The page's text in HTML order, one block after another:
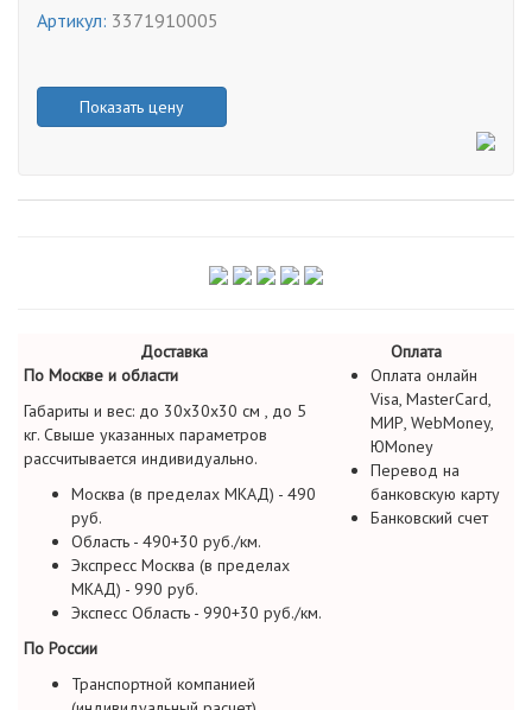
Артикул: 3371910005
Показать цену
Доставка
Оплата
По Москве и области
Габариты и вес: до 30х30х30 см , до 5
кг. Свыше указанных параметров
рассчитывается индивидуально.
Москва (в пределах МКАД) - 490
руб.
Область - 490+30 руб./км.
Экспресс Москва (в пределах
МКАД) - 990 руб.
Экспесс Область - 990+30 руб./км.
По России
Транспортной компанией
Оплата онлайн
Visa, MasterCard,
МИР, WebMoney,
ЮMoney
Перевод на
банковскую карту
Банковский счет